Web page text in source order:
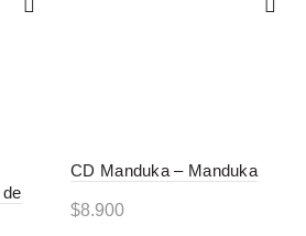
CD Manduka – Manduka
$8.900